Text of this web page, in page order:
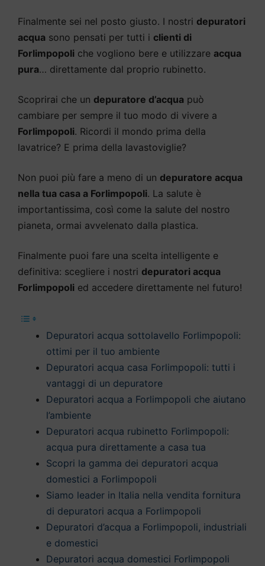
Finalmente sei nel posto giusto. I nostri depuratori
acqua sono pensati per tutti i clienti di
Forlimpopoli che vogliono bere e utilizzare acqua
pura… direttamente dal proprio rubinetto.
Scoprirai che un depuratore d’acqua può
cambiare per sempre il tuo modo di vivere a
Forlimpopoli. Ricordi il mondo prima della
lavatrice? E prima della lavastoviglie?
Non puoi più fare a meno di un depuratore acqua
nella tua casa a Forlimpopoli. La salute è
importantissima, così come la salute del nostro
pianeta, ormai avvelenato dalla plastica.
Finalmente puoi fare una scelta intelligente e
definitiva: scegliere i nostri depuratori acqua
Forlimpopoli ed accedere direttamente nel futuro!
Depuratori acqua sottolavello Forlimpopoli:
ottimi per il tuo ambiente
Depuratori acqua casa Forlimpopoli: tutti i
vantaggi di un depuratore
Depuratori acqua a Forlimpopoli che aiutano
l’ambiente
Depuratori acqua rubinetto Forlimpopoli:
acqua pura direttamente a casa tua
Scopri la gamma dei depuratori acqua
domestici a Forlimpopoli
Siamo leader in Italia nella vendita fornitura
di depuratori acqua a Forlimpopoli
Depuratori d’acqua a Forlimpopoli, industriali
e domestici
Depuratori acqua domestici Forlimpopoli